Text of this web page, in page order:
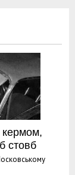
кермом,
стовб